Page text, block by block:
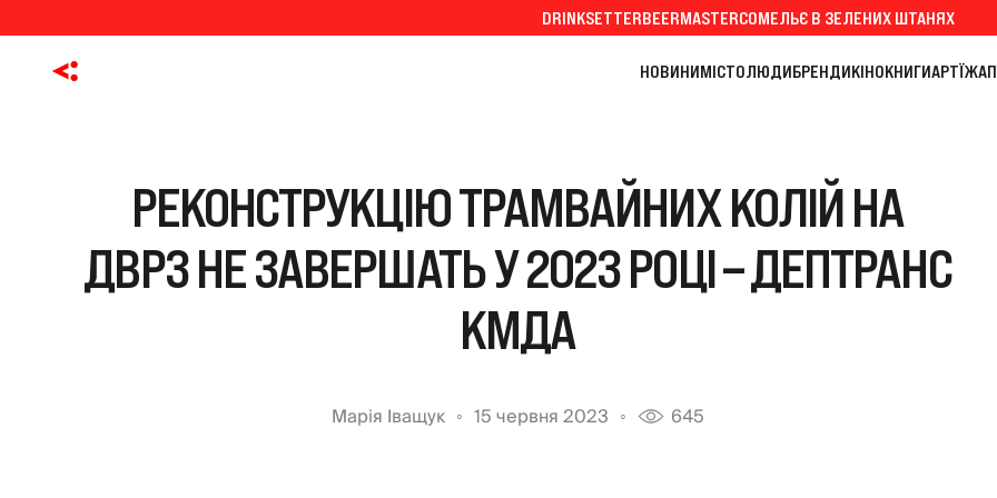
DRINKSETTERBEERMASTERСОМЕЛЬЄ В ЗЕЛЕНИХ ШТАНЯХ
НОВИНИМІСТОЛЮДИБРЕНДИКІНОКНИГИАРТЇЖА
РЕКОНСТРУКЦІЮ ТРАМВАЙНИХ КОЛІЙ НА
ДВРЗ НЕ ЗАВЕРШАТЬ У 2023 РОЦІ – ДЕПТРАНС
КМДА
Марія Іващук 15 червня 2023 645